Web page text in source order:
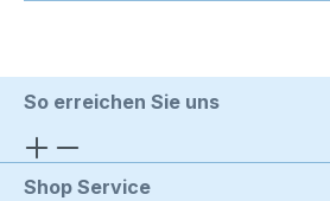
So erreichen Sie uns
Shop Service